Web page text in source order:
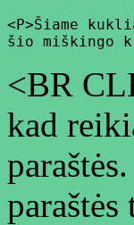
<P>Šiame
<BR
kad
paraštės